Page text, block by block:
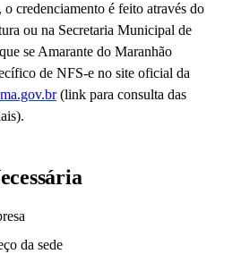
credenciamento é feito através do
ou na Secretaria Municipal de
se Amarante do Maranhão
de NFS-e no site oficial da
(link para consulta das
da sede